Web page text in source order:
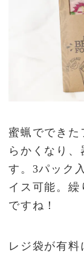
蜜蝋でできた
らかくなり
す。3パック
イス可能。繰
ですね！
レジ袋が有